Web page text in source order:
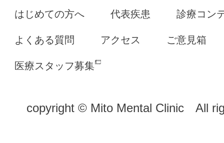
はじめての方へ 代表疾患 診療コン
よくある質問 アクセス ご意見箱
医療スタッフ募集
copyright © Mito Mental Clinic All